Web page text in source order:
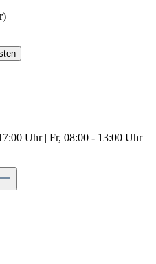
Uhr | Fr, 08:00 - 13:00 Uhr